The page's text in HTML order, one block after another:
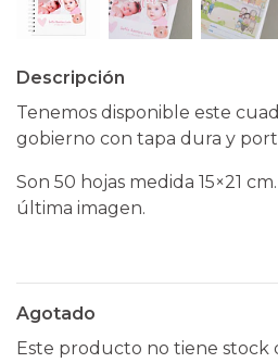
Descripción
Tenemos disponible este
gobierno con tapa dura y
Son 50 hojas medida 15×21
última imagen.
Agotado
Este producto no tiene stock